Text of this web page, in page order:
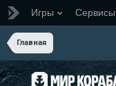
Игры Сервисы
Главная